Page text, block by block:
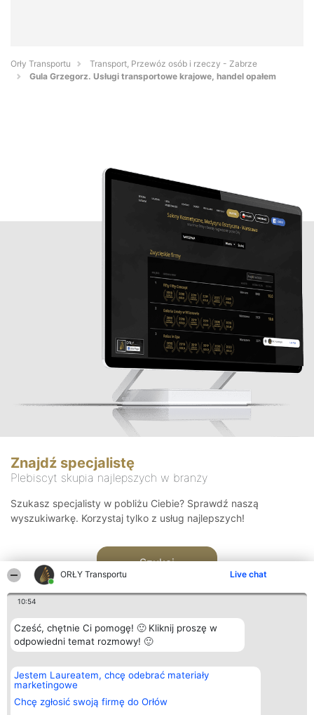
ORŁY Transportu Live chat
10:54
Cześć, chętnie Ci pomogę! 🙂 Kliknij proszę w
odpowiedni temat rozmowy! 🙂
Jestem Laureatem, chcę odebrać materiały
marketingowe
Chcę zgłosić swoją firmę do Orłów
Orły Transportu
Transport, Przewóz osób i rzeczy - Zabrze
Gula Grzegorz. Usługi transportowe krajowe, handel opałem
Znajdź specjalistę
Plebiscyt skupia najlepszych w branży
Szukasz specjalisty w pobliżu Ciebie? Sprawdź naszą
wyszukiwarkę. Korzystaj tylko z usług najlepszych!
Szukaj
Organizator plebiscytu
Bright Side Solutions sp. z o.
o. sp. k.
ul. Ruska 22
Wrocław 50-079
Plebiscyt
Laureaci
wszystkich
Laureatów
Kontakt
Kontakt